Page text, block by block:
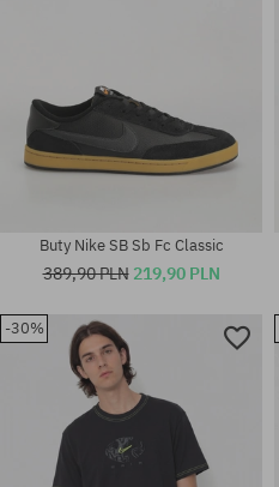
Dostępne rozmiary:
Buty Nike SB Sb Fc Classic
389,90 PLN 219,90 PLN
-30%